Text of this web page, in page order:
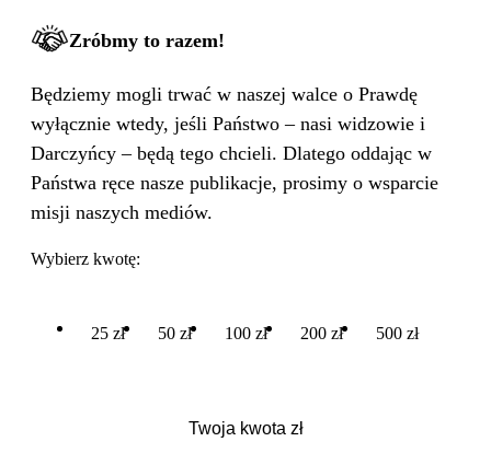
Zróbmy to razem!
Będziemy mogli trwać w naszej walce o Prawdę
wyłącznie wtedy, jeśli Państwo – nasi widzowie i
Darczyńcy – będą tego chcieli. Dlatego oddając w
Państwa ręce nasze publikacje, prosimy o wsparcie
misji naszych mediów.
Wybierz kwotę:
25 zł 50 zł 100 zł 200 zł 500 zł